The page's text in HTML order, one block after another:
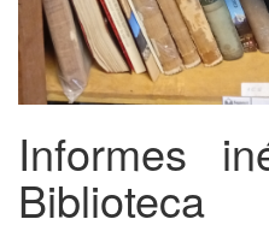
Informes
Biblioteca